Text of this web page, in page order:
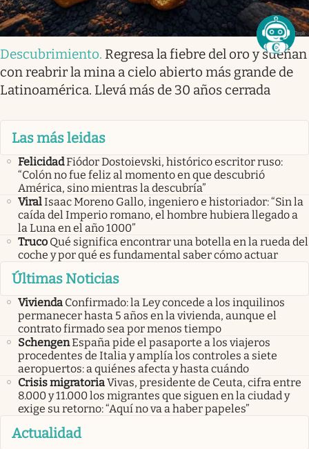
Descubrimiento. Regresa la fiebre del oro y sueñan
con reabrir la mina a cielo abierto más grande de
Latinoamérica. Llevá más de 30 años cerrada
Las más leidas
FelicidadFiódor Dostoievski, histórico escritor ruso:
“Colón no fue feliz al momento en que descubrió
América, sino mientras la descubría”
ViralIsaac Moreno Gallo, ingeniero e historiador: “Sin la
caída del Imperio romano, el hombre hubiera llegado a
la Luna en el año 1000”
Truco Qué significa encontrar una botella en la rueda del
coche y por qué es fundamental saber cómo actuar
Últimas Noticias
Vivienda Confirmado: la Ley concede a los inquilinos
permanecer hasta 5 años en la vivienda, aunque el
contrato firmado sea por menos tiempo
SchengenEspaña pide el pasaporte a los viajeros
procedentes de Italia y amplía los controles a siete
aeropuertos: a quiénes afecta y hasta cuándo
Crisis migratoriaVivas, presidente de Ceuta, cifra entre
8.000 y 11.000 los migrantes que siguen en la ciudad y
exige su retorno: “Aquí no va a haber papeles”
Actualidad